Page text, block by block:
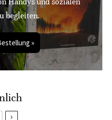
begleiten.
»